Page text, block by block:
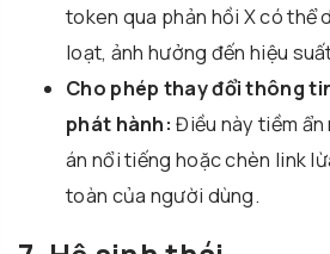
token qua phản hồi X có thể
loạt, ảnh hưởng đến hiệu
Cho phép thay đổi thông
phát hành: Điều này tiềm
án nổi tiếng hoặc chèn link
toàn của người dùng.